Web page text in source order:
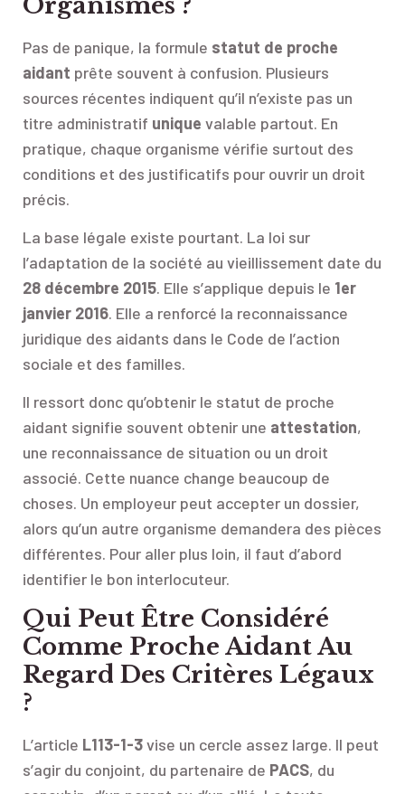
Pas de panique, la formule statut de proche
aidant prête souvent à confusion. Plusieurs
sources récentes indiquent qu’il n’existe pas un
titre administratif unique valable partout. En
pratique, chaque organisme vérifie surtout des
conditions et des justificatifs pour ouvrir un droit
précis.
La base légale existe pourtant. La loi sur
l’adaptation de la société au vieillissement date du
28 décembre 2015. Elle s’applique depuis le 1er
janvier 2016. Elle a renforcé la reconnaissance
juridique des aidants dans le Code de l’action
sociale et des familles.
Il ressort donc qu’obtenir le statut de proche
aidant signifie souvent obtenir une attestation,
une reconnaissance de situation ou un droit
associé. Cette nuance change beaucoup de
choses. Un employeur peut accepter un dossier,
alors qu’un autre organisme demandera des pièces
différentes. Pour aller plus loin, il faut d’abord
identifier le bon interlocuteur.
Qui Peut Être Considéré
Comme Proche Aidant Au
Regard Des Critères Légaux
?
L’article L113-1-3vise un cercle assez large. Il peut
s’agir du conjoint, du partenaire de PACS, du